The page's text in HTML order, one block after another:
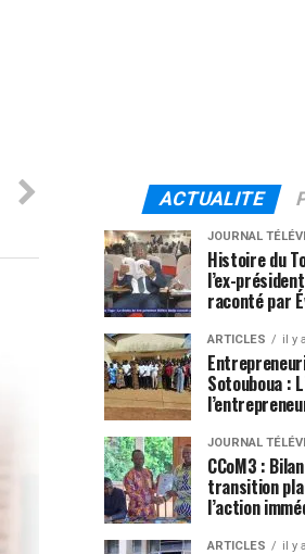
ACTUALITE
JOURNAL
Histoire du
l’ex-
raconté par
ARTICLES il y
Sotouboua :
JOURNAL
CCoM3 :
transition
l’action
ARTICLES il y